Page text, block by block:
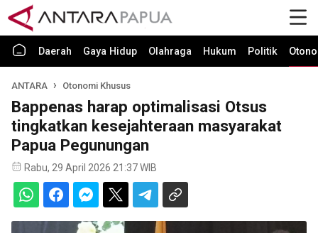
Daerah Gaya Hidup Olahraga Hukum Politik
ANTARA Otonomi Khusus
Bappenas harap optimalisasi Otsus
tingkatkan kesejahteraan masyarakat
Papua Pegunungan
Rabu, 29 April 2026 21:37 WIB